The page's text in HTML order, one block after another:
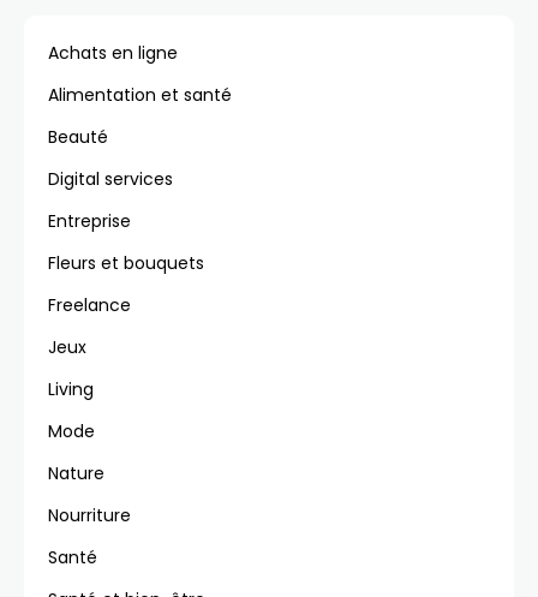
Achats en ligne
Alimentation et santé
Beauté
Digital services
Entreprise
Fleurs et bouquets
Freelance
Jeux
Living
Mode
Nature
Nourriture
Santé